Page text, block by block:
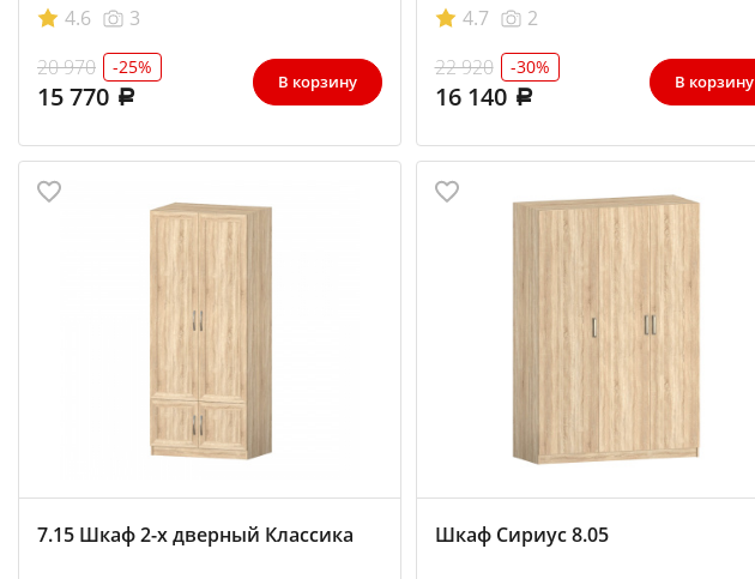
4.6
3
20 970
-25%
15 770 В корзину
4.7
2
22 920
-30%
16 140 В корзину
7.15 Шкаф 2-х дверный Классика Шкаф Сириус 8.05